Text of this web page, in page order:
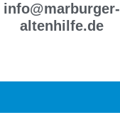
info@marburger-
altenhilfe.de